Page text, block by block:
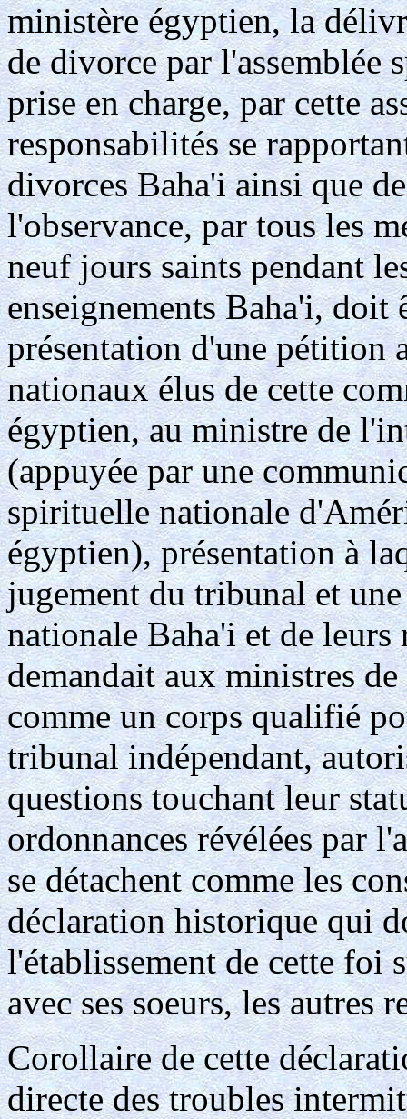
ministère égyptien, la
de divorce par l'assemblée
prise en charge, par cette
responsabilités se
divorces Baha'i ainsi que
l'observance, par tous les
neuf jours saints pendant
enseignements Baha'i, doit
présentation d'une pétition
nationaux élus de cette
égyptien, au ministre de
(appuyée par une
spirituelle nationale
égyptien), présentation à
jugement du tribunal et
nationale Baha'i et de
demandait aux ministres
comme un corps qualifié
tribunal indépendant,
questions touchant leur
ordonnances révélées par
se détachent comme les
déclaration historique qui
l'établissement de cette foi
avec ses soeurs, les autres
Corollaire de cette
directe des troubles